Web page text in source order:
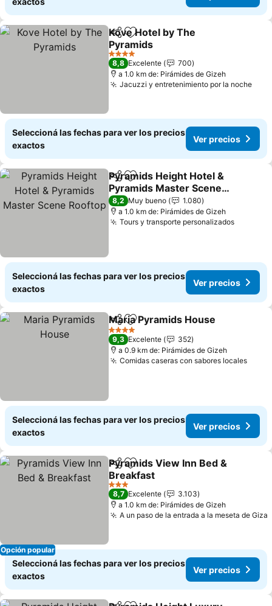
CompartirAñadir a favoritos
Kove Hotel by The
Pyramids
Ver precios
4 Estrellas
8,8 Excelente
700
a 1.0 km de: Pirámides de Gizeh
Jacuzzi y entretenimiento por la nocheVer
Seleccioná las fechas para ver los precios
exactos
Ver precios
CompartirAñadir a favoritos
Pyramids Height Hotel &
Pyramids Master Scene
Rooftop
Ver precios
8,2 Muy bueno
1.080
a 1.0 km de: Pirámides de Gizeh
Tours y transporte personalizadosVer
Seleccioná las fechas para ver los precios
exactos
Ver precios
CompartirAñadir a favoritos
Maria Pyramids House
4 Estrellas
9,3 Excelente
352
a 0.9 km de: Pirámides de Gizeh
Comidas caseras con sabores localesVer
Seleccioná las fechas para ver los precios
exactos
Ver precios
Opción popular
CompartirAñadir a favoritos
Pyramids View Inn Bed &
Breakfast
Ver precios
3 Estrellas
8,7 Excelente
3.103
a 1.0 km de: Pirámides de Gizeh
A un paso de la entrada a la meseta de Giza
Seleccioná las fechas para ver los precios
exactos
Ver precios